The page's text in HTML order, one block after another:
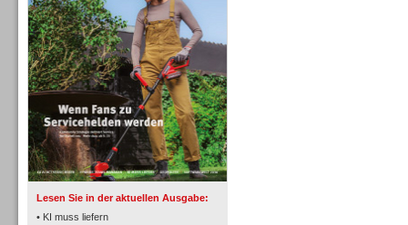
Lesen Sie in der aktuellen Ausgabe:
• KI muss liefern
TK- und ACD-Systeme